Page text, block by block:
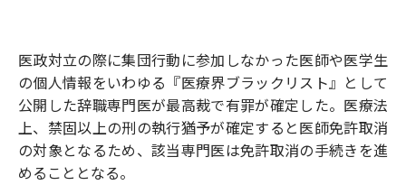
医政対立の際に集団行動に参加しなかった医師や医学生
の個人情報をいわゆる『医療界ブラックリスト』として
公開した辞職専門医が最高裁で有罪が確定した。医療法
上、禁固以上の刑の執行猶予が確定すると医師免許取消
の対象となるため、該当専門医は免許取消の手続きを進
めることとなる。